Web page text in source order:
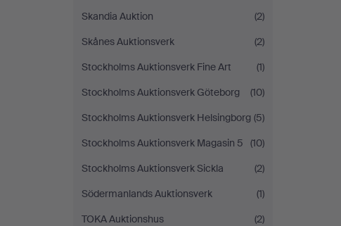
Skandia Auktion
(2)
Skånes Auktionsverk
(2)
Stockholms Auktionsverk Fine Art
(1)
Stockholms Auktionsverk Göteborg
(10)
Stockholms Auktionsverk Helsingborg (5)
Stockholms Auktionsverk Magasin 5
(10)
Stockholms Auktionsverk Sickla
(2)
Södermanlands Auktionsverk
(1)
TOKA Auktionshus
(2)